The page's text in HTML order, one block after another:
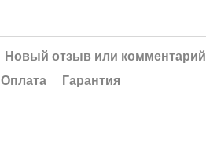
Новый отзыв или комментарий
Оплата Гарантия